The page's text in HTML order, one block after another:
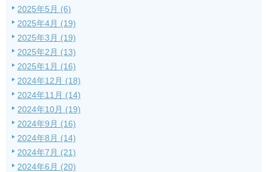
2025年5月 (6)
2025年4月 (19)
2025年3月 (19)
2025年2月 (13)
2025年1月 (16)
2024年12月 (18)
2024年11月 (14)
2024年10月 (19)
2024年9月 (16)
2024年8月 (14)
2024年7月 (21)
2024年6月 (20)